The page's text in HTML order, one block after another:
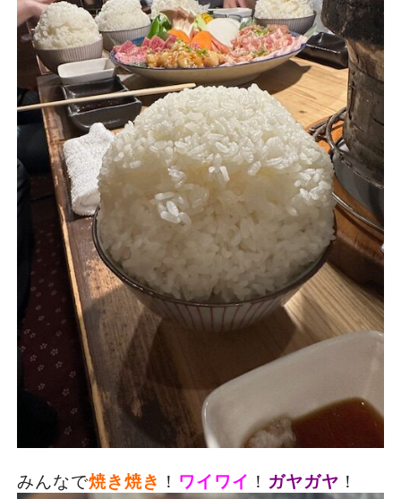
みんなで焼き焼き ！ ワイワイ ！ ガヤガヤ ！